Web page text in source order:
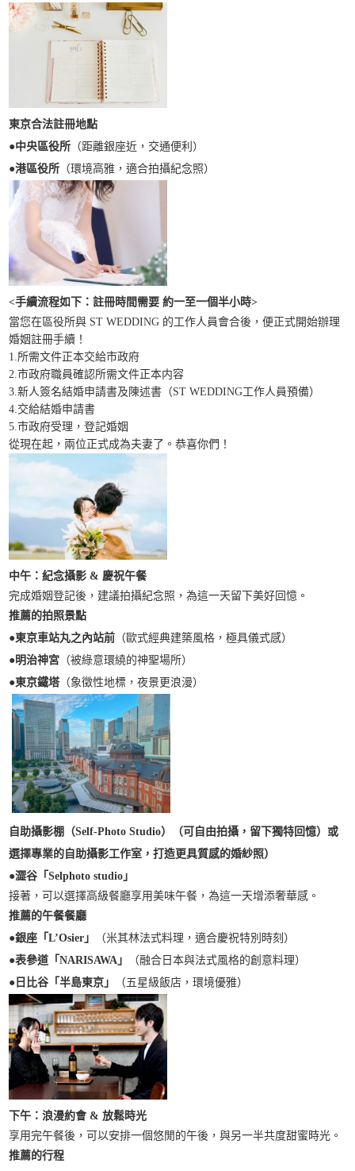
東京合法註冊地點
●中央區役所 （距離銀座近，交通便利）
●港區役所 （環境高雅，適合拍攝紀念照）
<手續流程如下：註冊時間需要 約一至一個半小時>
當您在區役所與 ST WEDDING 的工作人員會合後，便正式開始辦理
婚姻註冊手續！
1.所需文件正本交給市政府
2.市政府職員確認所需文件正本内容
3.新人簽名結婚申請書及陳述書（ST WEDDING工作人員預備）
4.交給結婚申請書
5.市政府受理，登記婚姻
從現在起，兩位正式成為夫妻了。恭喜你們！
中午：紀念攝影 & 慶祝午餐
完成婚姻登記後，建議拍攝紀念照，為這一天留下美好回憶。
推薦的拍照景點
●東京車站丸之內站前 （歐式經典建築風格，極具儀式感）
●明治神宮 （被綠意環繞的神聖場所）
●東京鐵塔 （象徵性地標，夜景更浪漫）
自助攝影棚（Self-Photo Studio）（可自由拍攝，留下獨特回憶）或
選擇專業的自助攝影工作室，打造更具質感的婚紗照）
●澀谷「Selphoto studio」
接著，可以選擇高級餐廳享用美味午餐，為這一天增添奢華感。
推薦的午餐餐廳
●銀座「L’Osier」
（米其林法式料理，適合慶祝特別時刻）
●表參道「NARISAWA」
（融合日本與法式風格的創意料理）
● 日比谷「半島東京」 （五星級飯店，環境優雅）
下午：浪漫約會 & 放鬆時光
享用完午餐後，可以安排一個悠閒的午後，與另一半共度甜蜜時光。
推薦的行程